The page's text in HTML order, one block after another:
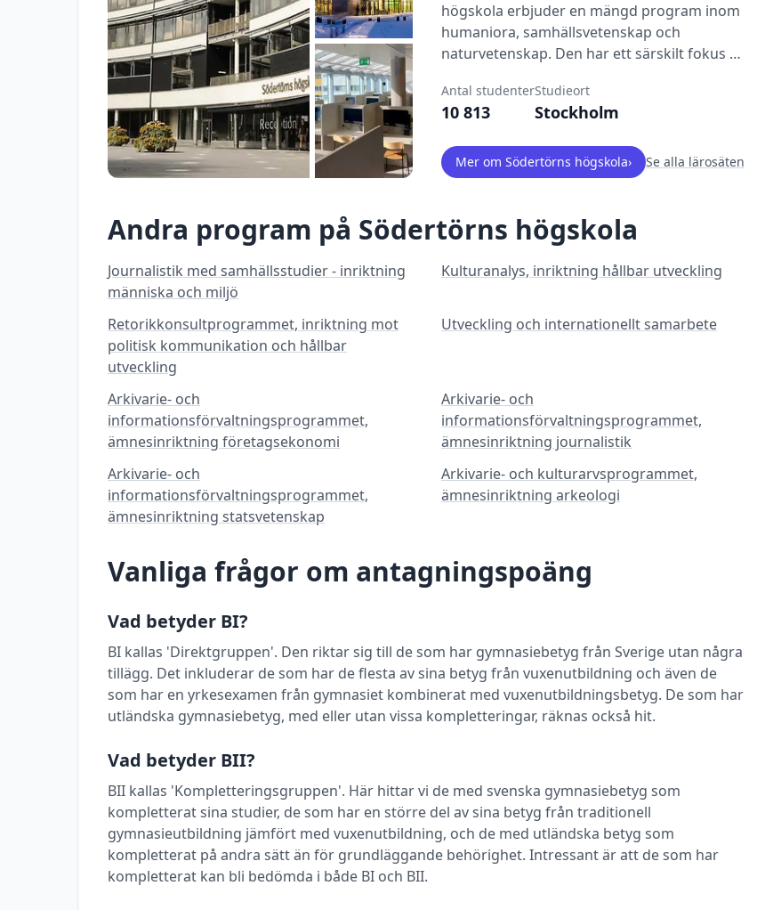
högskola erbjuder en mängd program inom
humaniora, samhällsvetenskap och
naturvetenskap. Den har ett särskilt fokus på
Antal studenter
10 813
Studieort
Stockholm
Mer om Södertörns högskola› Se alla lärosäten
Andra program på Södertörns högskola
Journalistik med samhällsstudier - inriktning
människa och miljö
Kulturanalys, inriktning hållbar utveckling
Retorikkonsultprogrammet, inriktning mot
politisk kommunikation och hållbar
utveckling
Utveckling och internationellt samarbete
Arkivarie- och
informationsförvaltningsprogrammet,
ämnesinriktning företagsekonomi
Arkivarie- och
informationsförvaltningsprogrammet,
ämnesinriktning journalistik
Arkivarie- och
informationsförvaltningsprogrammet,
ämnesinriktning statsvetenskap
Arkivarie- och kulturarvsprogrammet,
ämnesinriktning arkeologi
Vanliga frågor om antagningspoäng
Vad betyder BI?
BI kallas 'Direktgruppen'. Den riktar sig till de som har gymnasiebetyg från Sverige utan några
tillägg. Det inkluderar de som har de flesta av sina betyg från vuxenutbildning och även de
som har en yrkesexamen från gymnasiet kombinerat med vuxenutbildningsbetyg. De som har
utländska gymnasiebetyg, med eller utan vissa kompletteringar, räknas också hit.
Vad betyder BII?
BII kallas 'Kompletteringsgruppen'. Här hittar vi de med svenska gymnasiebetyg som
kompletterat sina studier, de som har en större del av sina betyg från traditionell
gymnasieutbildning jämfört med vuxenutbildning, och de med utländska betyg som
kompletterat på andra sätt än för grundläggande behörighet. Intressant är att de som har
kompletterat kan bli bedömda i både BI och BII.